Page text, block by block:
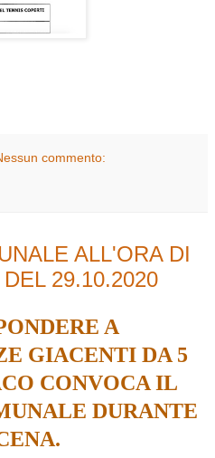
commento:
ALL'ORA DI
29.10.2020
A
GIACENTI DA 5
CONVOCA IL
DURANTE